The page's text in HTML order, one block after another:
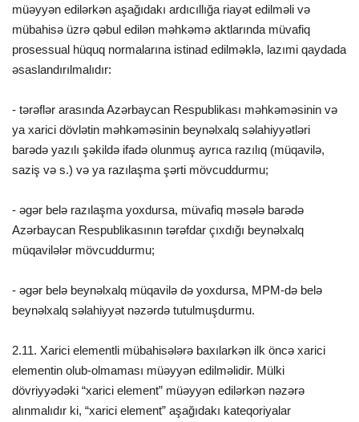
müəyyən edilərkən aşağıdakı ardıcıllığa riayət edilməli və
mübahisə üzrə qəbul edilən məhkəmə aktlarında müvafiq
prosessual hüquq normalarına istinad edilməklə, lazımi qaydada
əsaslandırılmalıdır:
- tərəflər arasında Azərbaycan Respublikası məhkəməsinin və
ya xarici dövlətin məhkəməsinin beynəlxalq səlahiyyətləri
barədə yazılı şəkildə ifadə olunmuş ayrıca razılıq (müqavilə,
saziş və s.) və ya razılaşma şərti mövcuddurmu;
- əgər belə razılaşma yoxdursa, müvafiq məsələ barədə
Azərbaycan Respublikasının tərəfdar çıxdığı beynəlxalq
müqavilələr mövcuddurmu;
- əgər belə beynəlxalq müqavilə də yoxdursa, MPM-də belə
beynəlxalq səlahiyyət nəzərdə tutulmuşdurmu.
2.11. Xarici elementli mübahisələrə baxılarkən ilk öncə xarici
elementin olub-olmaması müəyyən edilməlidir. Mülki
dövriyyədəki “xarici element” müəyyən edilərkən nəzərə
alınmalıdır ki, “xarici element” aşağıdakı kateqoriyalar